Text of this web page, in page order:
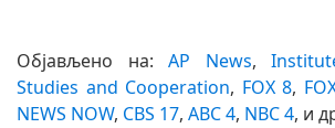
Објављено на: AP News,
Studies and Cooperation, FOX 8,
NEWS NOW, CBS 17, ABC 4, NBC 4, и